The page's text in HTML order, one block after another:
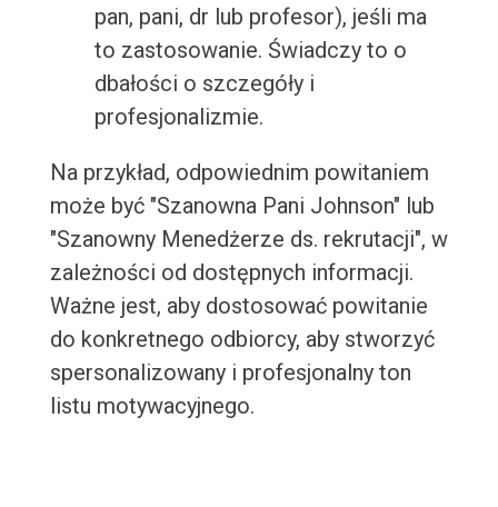
pan, pani, dr lub profesor), jeśli ma
to zastosowanie. Świadczy to o
dbałości o szczegóły i
profesjonalizmie.
Na przykład, odpowiednim powitaniem
może być "Szanowna Pani Johnson" lub
"Szanowny Menedżerze ds. rekrutacji", w
zależności od dostępnych informacji.
Ważne jest, aby dostosować powitanie
do konkretnego odbiorcy, aby stworzyć
spersonalizowany i profesjonalny ton
listu motywacyjnego.